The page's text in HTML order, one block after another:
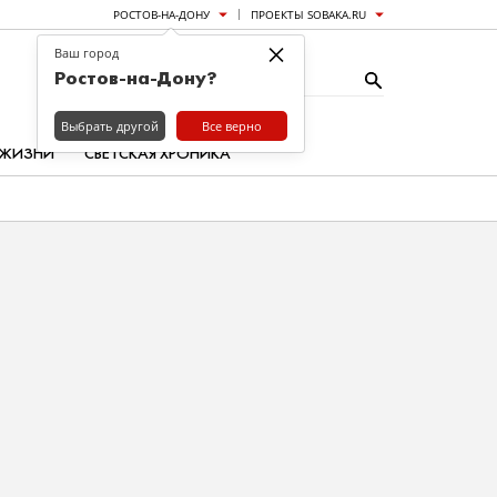
РОСТОВ-НА-ДОНУ ПРОЕКТЫ SOBAKA.RU
СВЕТСКАЯ ХРОНИКА
×
Ваш город
Ростов-на-Дону?
Выбрать другой Все верно